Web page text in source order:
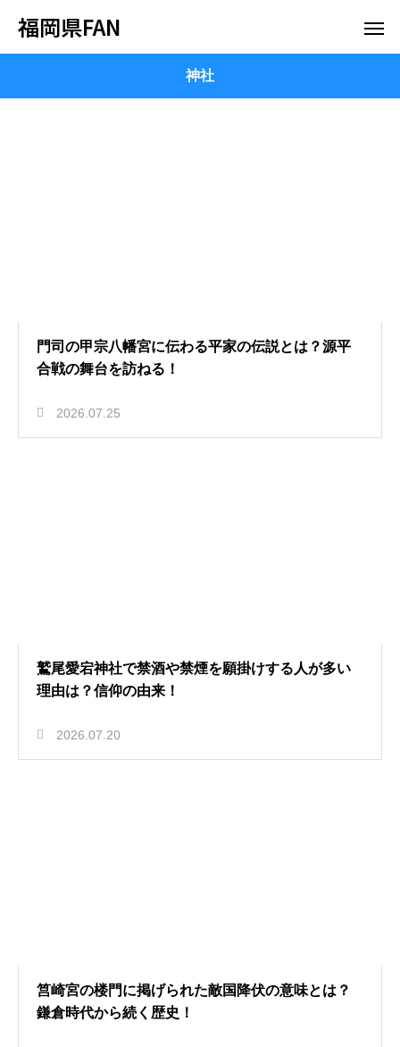
福岡県FAN
神社
門司の甲宗八幡宮に伝わる平家の伝説とは？源平
合戦の舞台を訪ねる！
2026.07.25
鷲尾愛宕神社で禁酒や禁煙を願掛けする人が多い
理由は？信仰の由来！
2026.07.20
筥崎宮の楼門に掲げられた敵国降伏の意味とは？
鎌倉時代から続く歴史！